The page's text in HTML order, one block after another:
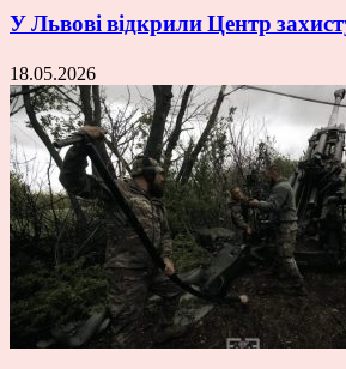
У Львові відкрили Центр
18.05.2026